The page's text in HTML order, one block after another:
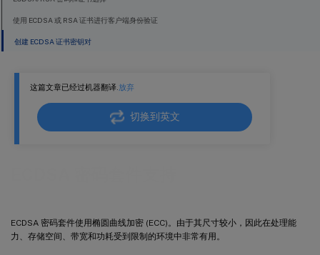
这篇文章已经过机器翻译.放弃
切换到英文
ECDSA 密码套件使用椭圆曲线加密 (ECC)。由于其尺寸较小，因此在处理能
力、存储空间、带宽和功耗受到限制的环境中非常有用。
使用 ECDSA 或 RSA 证书进行客户端身份验证
创建 ECDSA 证书密钥对